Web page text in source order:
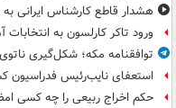
هشدار قاطع کارشناس ایرانی به
ورود تاکر کارلسون به
توافقنامه مکه؛ شکل‌گیری
استعفای نایب‌رئیس فدراسیون
حکم اخراج ربیعی را چه کسی